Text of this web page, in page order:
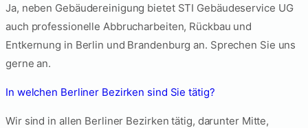
Ja, neben Gebäudereinigung bietet STI Gebäudeservice UG
auch professionelle Abbrucharbeiten, Rückbau und
Entkernung in Berlin und Brandenburg an. Sprechen Sie uns
gerne an.
In welchen Berliner Bezirken sind Sie tätig?
Wir sind in allen Berliner Bezirken tätig, darunter Mitte,